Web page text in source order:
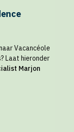
Vacancéole
Laat hieronder
Marjon